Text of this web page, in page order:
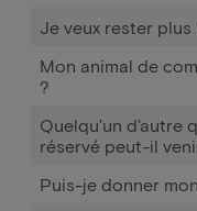
Je veux rester
Mon animal de
?
Quelqu'un d'autre
réservé peut-il
Puis-je donner